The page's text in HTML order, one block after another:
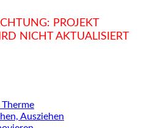
PROJEKT
NICHT AKTUALISIERT
Ausziehen